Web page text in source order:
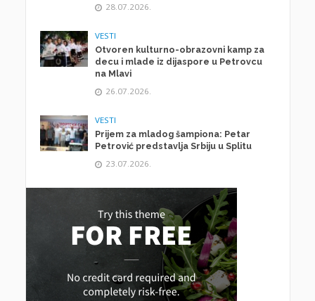
28.07.2026.
VESTI
Otvoren kulturno-obrazovni kamp za
decu i mlade iz dijaspore u Petrovcu
na Mlavi
26.07.2026.
VESTI
Prijem za mladog šampiona: Petar
Petrović predstavlja Srbiju u Splitu
23.07.2026.